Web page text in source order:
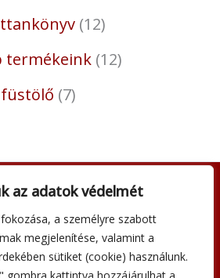
az adatok védelmét
a személyre szabott
megjelenítése, valamint a
sütiket (cookie) használunk.
12
termékeink 12
7
tájékoztató
szerződési feltételek
Impresszum
információk